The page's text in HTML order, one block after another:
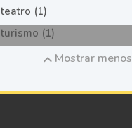
teatro (1)
turismo (1)
Mostrar menos